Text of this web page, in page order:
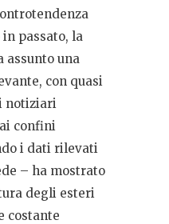
passato, la
assunto una
con quasi
notiziari
confini
i dati rilevati
– ha mostrato
degli esteri
costante